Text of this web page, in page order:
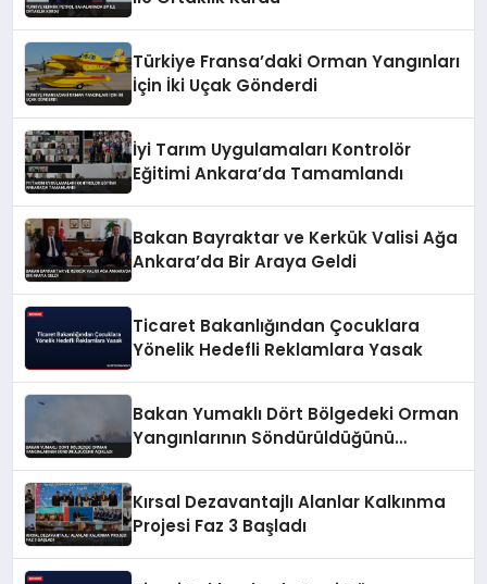
Türkiye Fransa’daki Orman Yangınları
İçin İki Uçak Gönderdi
İyi Tarım Uygulamaları Kontrolör
Eğitimi Ankara’da Tamamlandı
Bakan Bayraktar ve Kerkük Valisi Ağa
Ankara’da Bir Araya Geldi
Ticaret Bakanlığından Çocuklara
Yönelik Hedefli Reklamlara Yasak
Bakan Yumaklı Dört Bölgedeki Orman
Yangınlarının Söndürüldüğünü
Kırsal Dezavantajlı Alanlar Kalkınma
Projesi Faz 3 Başladı